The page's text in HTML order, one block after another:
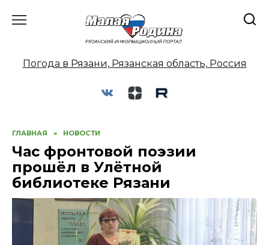
Погода в Рязани, Рязанская область, Россия
ГЛАВНАЯ » НОВОСТИ
Час фронтовой поэзии
прошёл в Улётной
библиотеке Рязани